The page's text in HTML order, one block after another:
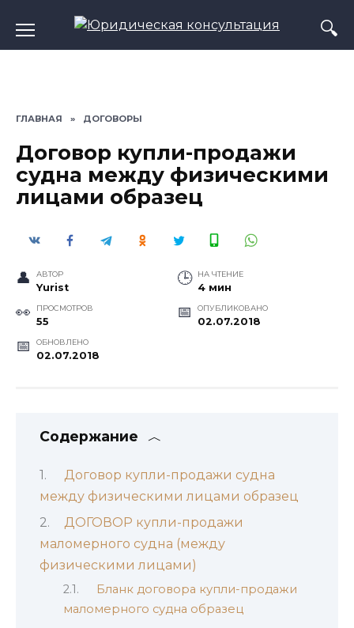
содержанию
ГЛАВНАЯ » ДОГОВОРЫ
Договор купли-продажи
судна между физическими
лицами образец
АВТОР
Yurist
НА ЧТЕНИЕ
4 мин
ПРОСМОТРОВ
55
ОПУБЛИКОВАНО
02.07.2018
ОБНОВЛЕНО
02.07.2018
Содержание
Договор купли-продажи судна
между физическими лицами образец
ДОГОВОР купли-продажи
маломерного судна (между
физическими лицами)
Бланк договора купли-продажи
маломерного судна образец